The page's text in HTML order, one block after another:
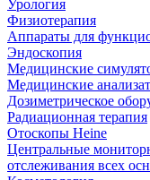
Урология
Физиотерапия
Аппараты для
Эндоскопия
Медицинские
Медицинские
Дозиметрическое
Радиационная терапия
Отоскопы Heine
Центральные
отслеживания всех